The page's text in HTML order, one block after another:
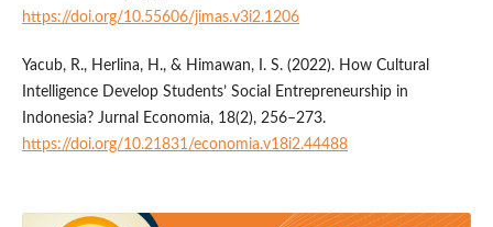
https://doi.org/10.55606/jimas.v3i2.1206
Yacub, R., Herlina, H., & Himawan, I. S. (2022). How Cultural
Intelligence Develop Students’ Social Entrepreneurship in
Indonesia? Jurnal Economia, 18(2), 256–273.
https://doi.org/10.21831/economia.v18i2.44488